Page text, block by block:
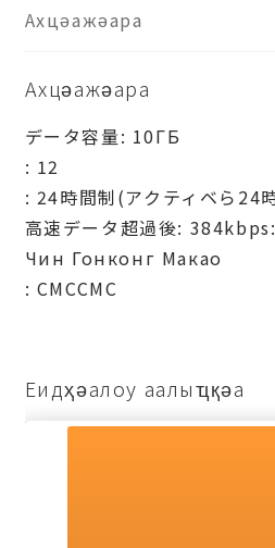
Ахцәажәара
Ахцәажәара
データ容量: 10ГБ
: 12
: 24時間制(アクティベら24
高速データ超過後: 384kbps:
Чин Гонконг Макао
: СМССМС
Еидҳәалоу аалыҵқәа